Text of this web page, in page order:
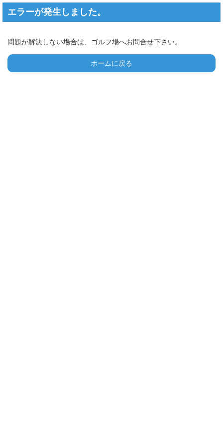
エラーが発生しました。
問題が解決しない場合は、ゴルフ場へお問合せ下さい。
ホームに戻る